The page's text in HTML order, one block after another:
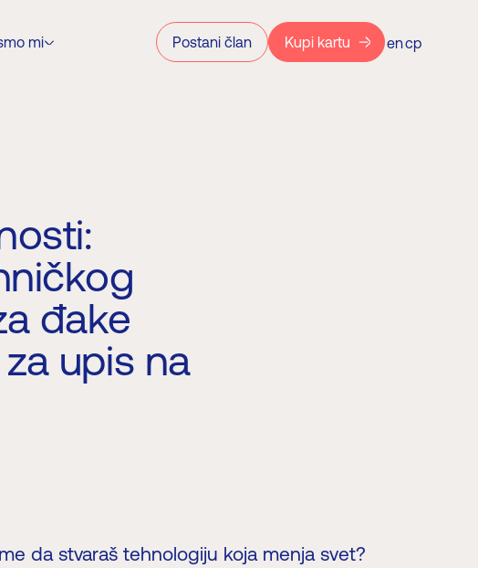
mi Postani član Kupi kartu enср
đake
upis na
da stvaraš tehnologiju koja menja svet?